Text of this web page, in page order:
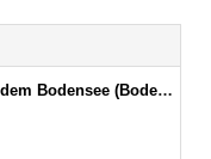
– BSO) Vom 20. März 1976 (GVBl. S. 55)